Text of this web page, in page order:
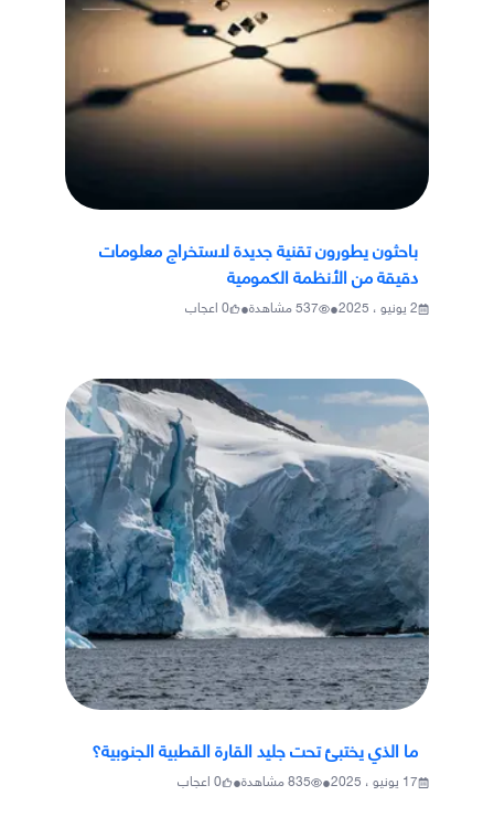
باحثون يطورون تقنية جديدة لاستخراج معلومات
دقيقة من الأنظمة الكمومية
2 يونيو ، 2025 •
537مشاهدة•
0اعجاب
ما الذي يختبئ تحت جليد القارة القطبية الجنوبية؟
17 يونيو ، 2025 •
835مشاهدة•
0اعجاب